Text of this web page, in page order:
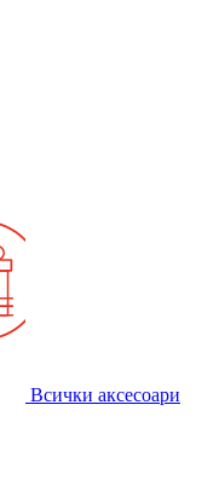
Всички аксесоари